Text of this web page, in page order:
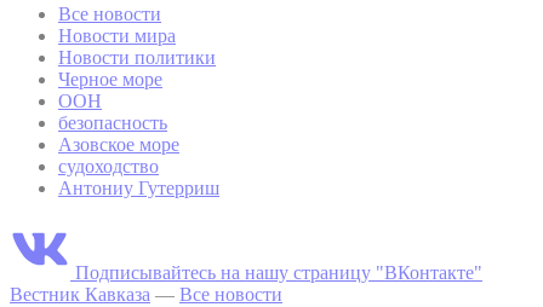
Все новости
Новости мира
Новости политики
Черное море
ООН
безопасность
Азовское море
судоходство
Антониу Гутерриш
Подписывайтесь на нашу страницу "ВКонтакте"
Вестник Кавказа — Все новости